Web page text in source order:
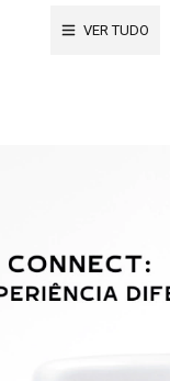
VER TUDO